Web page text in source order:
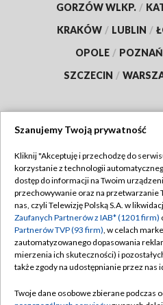
GORZÓW WLKP. /
KRAKÓW / LUBLIN /
OPOLE / POZNAŃ
SZCZECIN /
Abonament TVP
Emisja w TVP
Centrum informacji TVP
Naziemna Telewizja Cyfrowa
Polityka
Moje
Szanujemy Twoją prywatność
Kliknij "Akceptuję i przechodzę do
korzystanie z technologii
dostęp do informacji na Twoim
przechowywanie oraz na przetwarzanie
nas, czyli Telewizję Polską S.A. w
Zaufanych Partnerów z IAB* (1201 firm)
Partnerów TVP (93 firm), w celach
zautomatyzowanego dopasowania
mierzenia ich skuteczności) i
także zgody na udostępnianie przez nas
Twoje dane osobowe zbierane podczas